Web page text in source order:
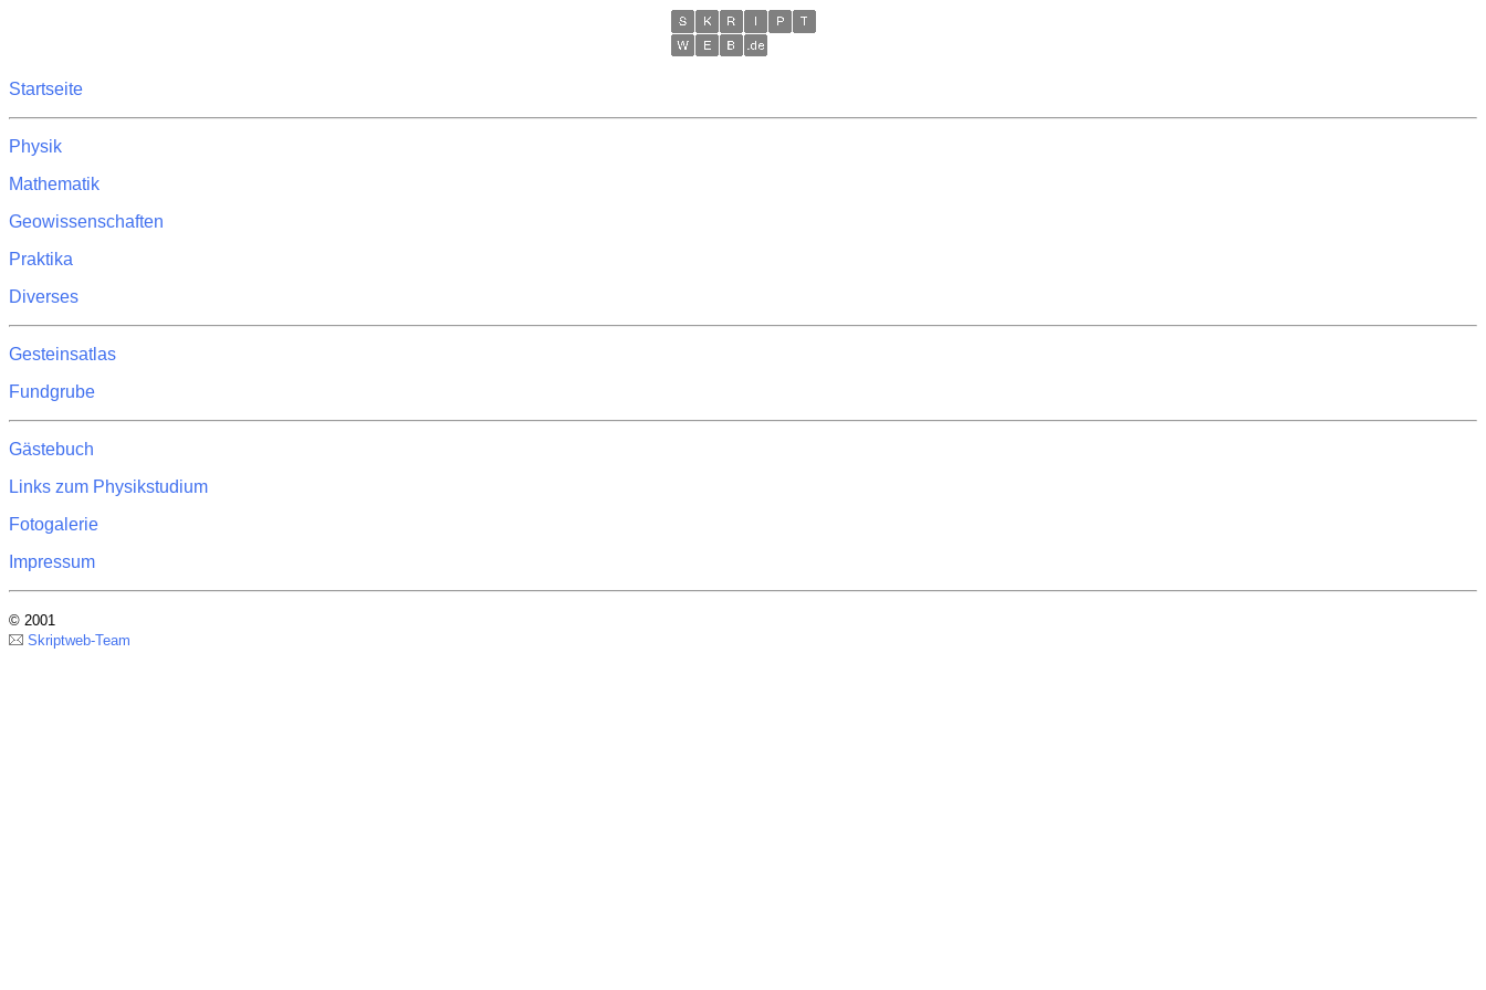
Startseite
Physik
Mathematik
Geowissenschaften
Praktika
Diverses
Gesteinsatlas
Fundgrube
Gästebuch
Links zum Physikstudium
Fotogalerie
Impressum
© 2001
Skriptweb-Team